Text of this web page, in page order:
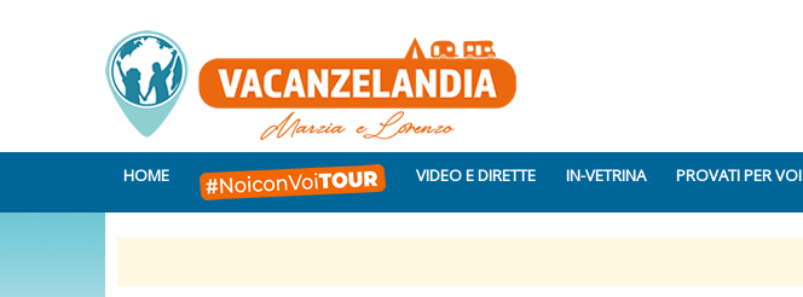
HOME VIDEO E DIRETTE IN-VETRINA PROVATI PER VOI